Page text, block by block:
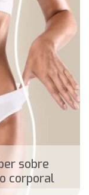
sobre
corporal